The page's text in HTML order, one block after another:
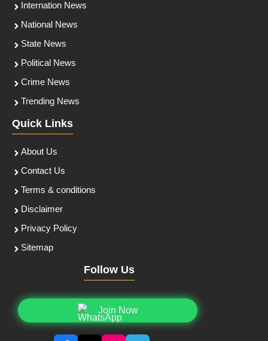
Internation News
National News
State News
Political News
Crime News
Trending News
Quick Links
About Us
Contact Us
Terms & conditions
Disclaimer
Privacy Policy
Sitemap
Follow Us
Join Now